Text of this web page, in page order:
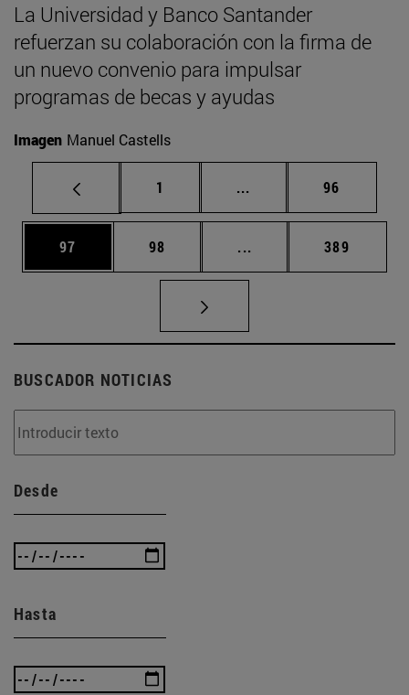
La Universidad y Banco Santander
refuerzan su colaboración con la firma de
un nuevo convenio para impulsar
programas de becas y ayudas
Imagen Manuel Castells
Página
1 ... Páginas intermedias
Página
96
Página
97 Página
98 ... Páginas intermedias
Página
389
BUSCADOR NOTICIAS
Desde
Hasta